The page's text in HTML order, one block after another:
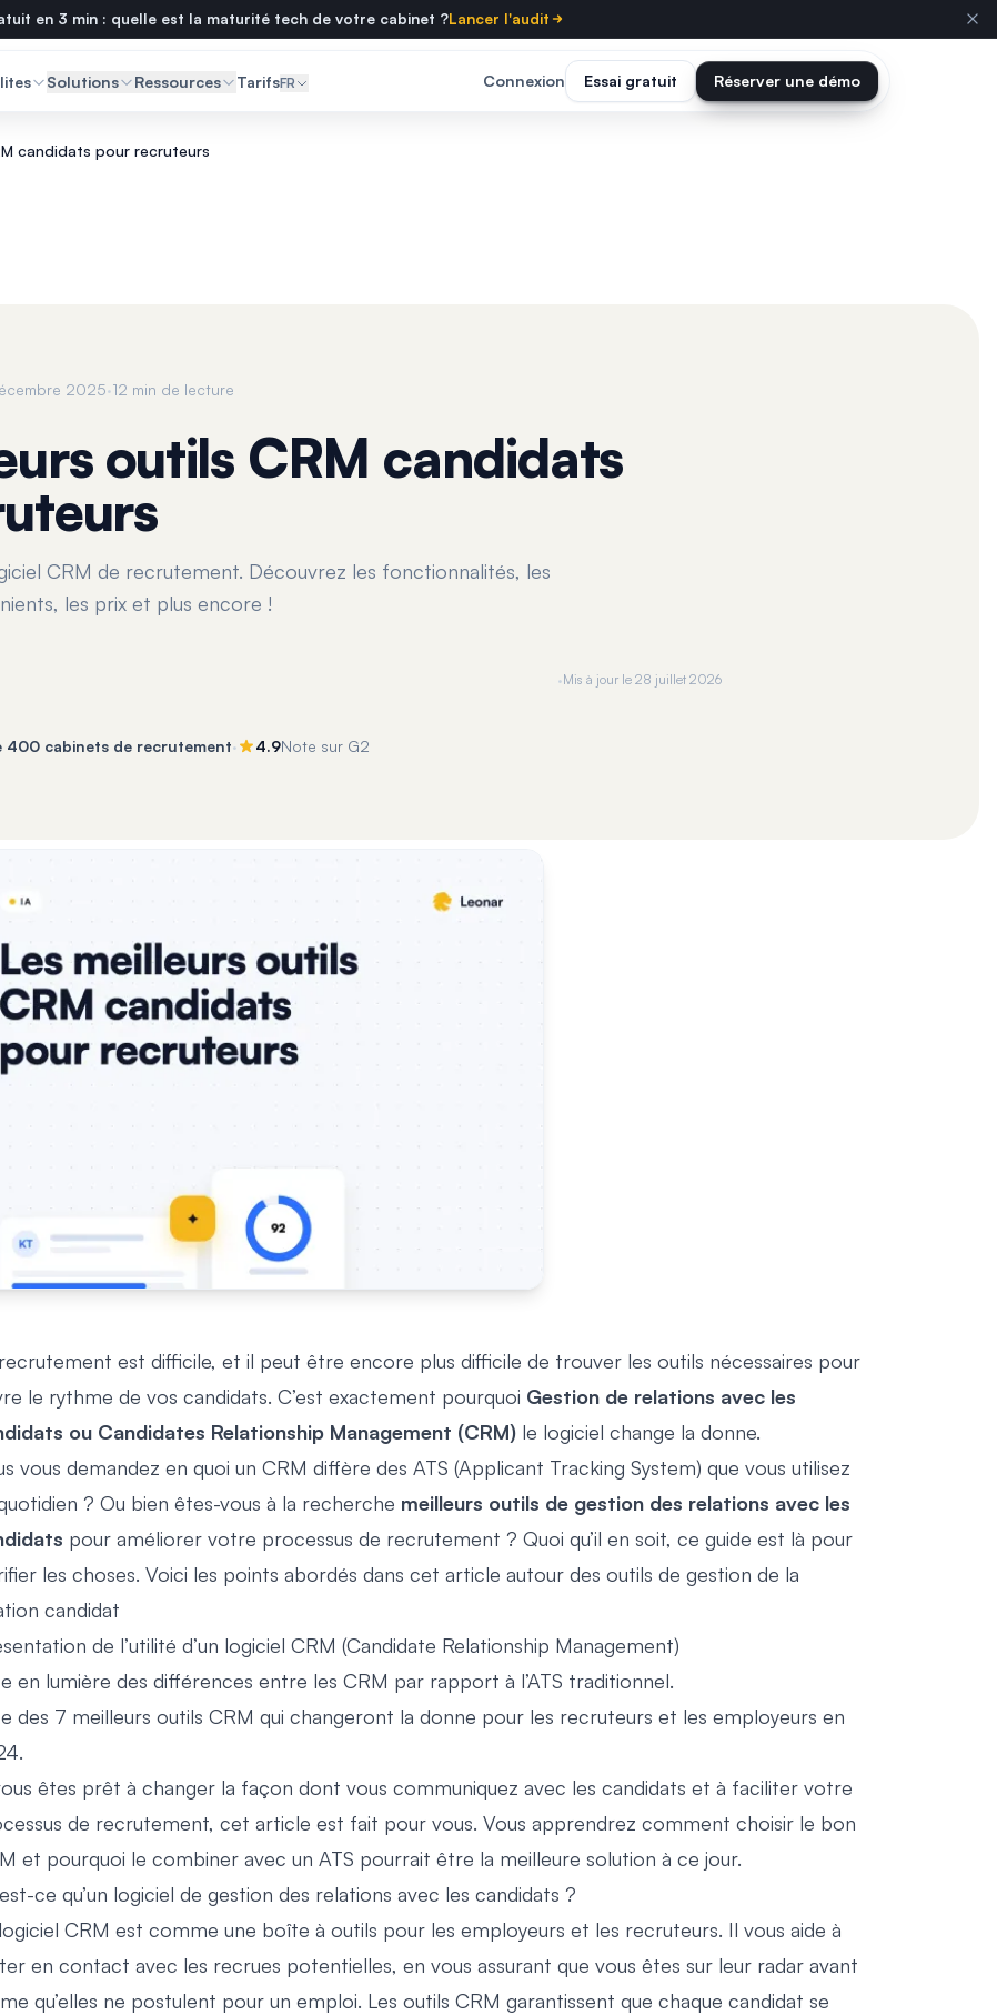
en 3 min : quelle est la maturité tech de votre cabinet ?Lancer l'audit
Solutions Ressources TarifsFR Connexion Essai gratuit Réserver une démo
candidats pour recruteurs
2025·12 min de lecture
outils CRM candidats
CRM de recrutement. Découvrez les fonctionnalités, les
les prix et plus encore !
·Mis à jour le 28 juillet 2026
400 cabinets de recrutement· 4.9Note sur G2
est difficile, et il peut être encore plus difficile de trouver les outils nécessaires pour
le rythme de vos candidats. C’est exactement pourquoi Gestion de relations avec les
ou Candidates Relationship Management (CRM) le logiciel change la donne.
vous demandez en quoi un CRM diffère des ATS (Applicant Tracking System) que vous utilisez
? Ou bien êtes-vous à la recherche meilleurs outils de gestion des relations avec les
pour améliorer votre processus de recrutement ? Quoi qu’il en soit, ce guide est là pour
les choses. Voici les points abordés dans cet article autour des outils de gestion de la
candidat
de l’utilité d’un logiciel CRM (Candidate Relationship Management)
en lumière des différences entre les CRM par rapport à l’ATS traditionnel.
des 7 meilleurs outils CRM qui changeront la donne pour les recruteurs et les employeurs en
êtes prêt à changer la façon dont vous communiquez avec les candidats et à faciliter votre
de recrutement, cet article est fait pour vous. Vous apprendrez comment choisir le bon
et pourquoi le combiner avec un ATS pourrait être la meilleure solution à ce jour.
ce qu’un logiciel de gestion des relations avec les candidats ?
CRM est comme une boîte à outils pour les employeurs et les recruteurs. Il vous aide à
en contact avec les recrues potentielles, en vous assurant que vous êtes sur leur radar avant
qu’elles ne postulent pour un emploi. Les outils CRM garantissent que chaque candidat se